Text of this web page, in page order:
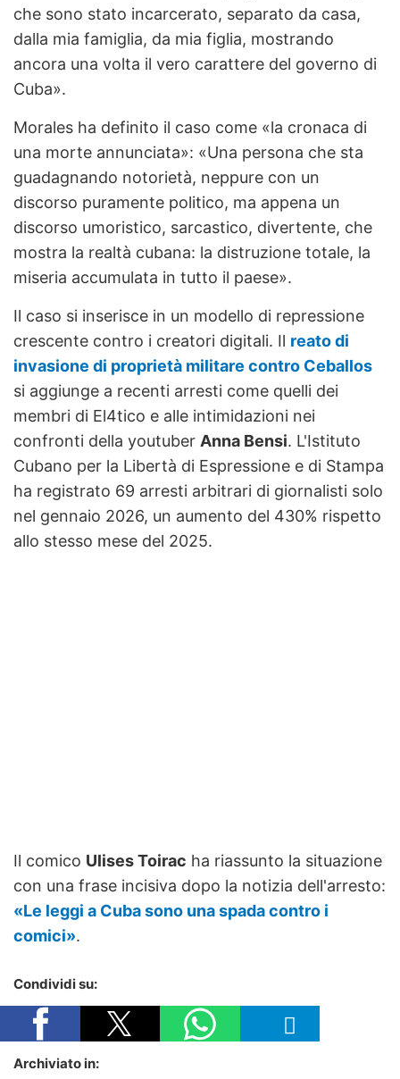
che sono stato incarcerato, separato da casa,
dalla mia famiglia, da mia figlia, mostrando
ancora una volta il vero carattere del governo di
Cuba».
Morales ha definito il caso come «la cronaca di
una morte annunciata»: «Una persona che sta
guadagnando notorietà, neppure con un
discorso puramente politico, ma appena un
discorso umoristico, sarcastico, divertente, che
mostra la realtà cubana: la distruzione totale, la
miseria accumulata in tutto il paese».
Il caso si inserisce in un modello di repressione
crescente contro i creatori digitali. Il reato di
invasione di proprietà militare contro Ceballos
si aggiunge a recenti arresti come quelli dei
membri di El4tico e alle intimidazioni nei
confronti della youtuber Anna Bensi. L'Istituto
Cubano per la Libertà di Espressione e di Stampa
ha registrato 69 arresti arbitrari di giornalisti solo
nel gennaio 2026, un aumento del 430% rispetto
allo stesso mese del 2025.
Il comico Ulises Toirac ha riassunto la situazione
con una frase incisiva dopo la notizia dell'arresto:
«Le leggi a Cuba sono una spada contro i
comici».
Condividi su:
Archiviato in: